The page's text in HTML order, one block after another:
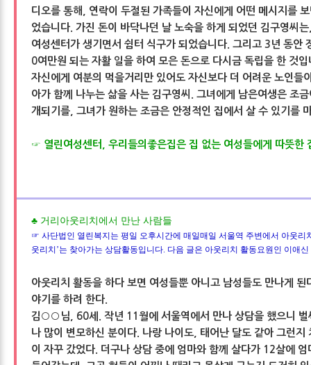
디오를 통해, 연락이 두절된 가족들이 자신에게 어떤 메시지를
었습니다. 가진 돈이 바닥나던 날 노숙을 하게 되었던 김구영씨
여성센터가 생기면서 쉼터 식구가 되었습니다. 그리고 3년 동안
0여만원 되는 자활 일을 하여 모은 돈으로 다시금 독립을 한 것입
자신에게 여분의 먹을거리만 있어도 자신보다 더 어려운 노인들
아가 함께 나누는 삶을 사는 김구영씨. 그녀에게 남은여생은 조
개되기를, 그녀가 원하는 조금은 안정적인 집에서 살 수 있기를
☞ 열린여성센터, 우리들의좋은집은 집 없는 여성들에게 따뜻한
♣ 거리아웃리치에서 만난 사람들
☞ 사단법인 열린복지는 평일 오후시간에 매일매일 서울역 주변에서 아웃리
웃리치’는 찾아가는 상담활동입니다. 다음 글은 아웃리치 활동요원인 이애
아웃리치 활동을 하다 보면 여성들뿐 아니고 남성들도 만나게 된
야기를 하려 한다.
김○○님, 60세. 작년 11월에 서울역에서 만나 상담을 했으니 벌
나 많이 변모하신 분이다. 나랑 나이도, 태어난 달도 같아 그런지
이 자꾸 갔었다. 더구나 상담 중에 엄마와 함께 살다가 12살에